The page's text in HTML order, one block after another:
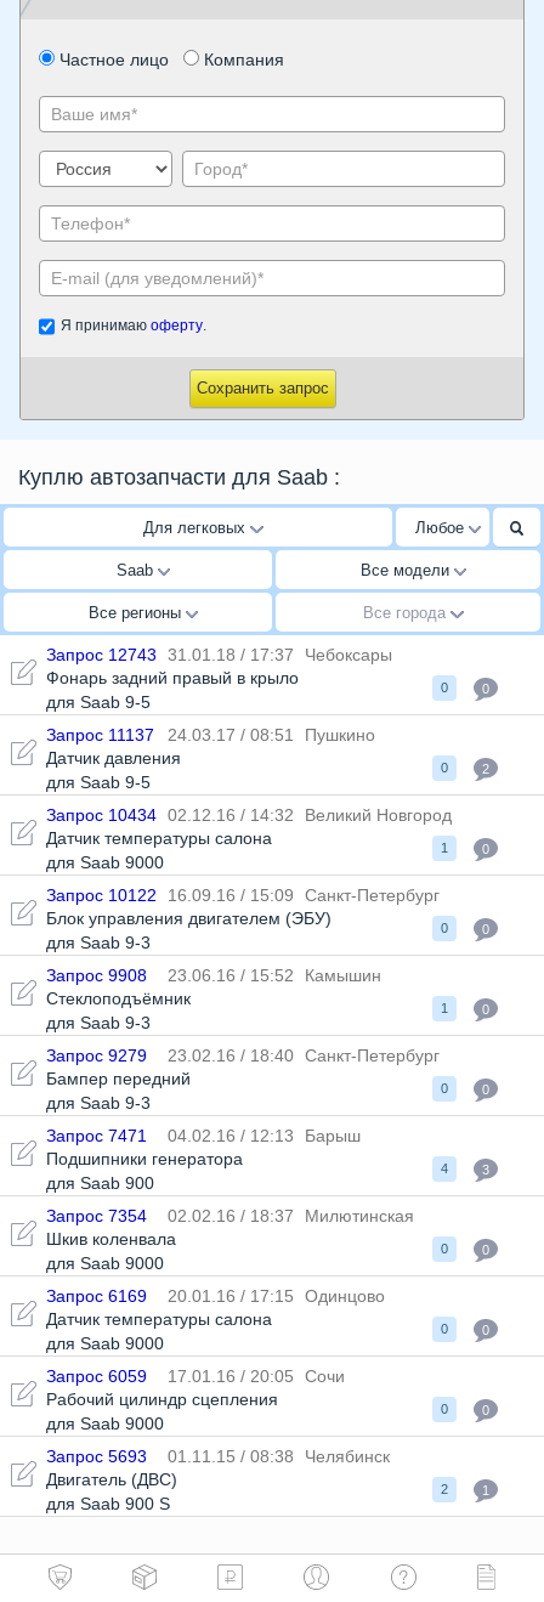
Частное лицо Компания
Я принимаю оферту.
Сохранить запрос
Куплю автозапчасти для Saab :
Для легковых Любое
Saab Все модели
Все регионы Все города
Запрос 12743 31.01.18 / 17:37
Чебоксары
Фонарь задний правый в крыло
для Saab 9-5
0 0
Запрос 11137 24.03.17 / 08:51
Пушкино
Датчик давления
для Saab 9-5
0 2
Запрос 10434 02.12.16 / 14:32
Великий Новгород
Датчик температуры салона
для Saab 9000
1 0
Запрос 10122 16.09.16 / 15:09
Санкт-Петербург
Блок управления двигателем (ЭБУ)
для Saab 9-3
0 0
Запрос 9908 23.06.16 / 15:52
Камышин
Стеклоподъёмник
для Saab 9-3
1 0
Запрос 9279 23.02.16 / 18:40 Санкт-Петербург
Бампер передний
для Saab 9-3
0 0
Запрос 7471 04.02.16 / 12:13
Барыш
Подшипники генератора
для Saab 900
4 3
Запрос 7354 02.02.16 / 18:37
Милютинская
Шкив коленвала
для Saab 9000
0 0
Запрос 6169 20.01.16 / 17:15
Одинцово
Датчик температуры салона
для Saab 9000
0 0
Запрос 6059 17.01.16 / 20:05
Сочи
Рабочий цилиндр сцепления
для Saab 9000
0 0
Запрос 5693 01.11.15 / 08:38
Челябинск
Двигатель (ДВС)
для Saab 900 S
2 1